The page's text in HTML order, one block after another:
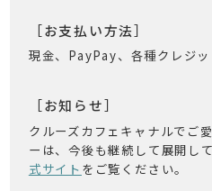
［お支払い方法］
現金、PayPay、各種クレジッ
［お知らせ］
クルーズカフェキャナルでご
ーは、今後も継続して展開し
式サイト をご覧ください。